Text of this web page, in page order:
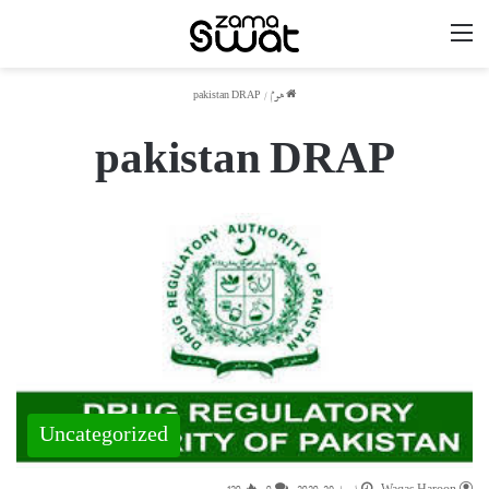
ھوم/
pakistan DRAP
pakistan DRAP
Uncategorized